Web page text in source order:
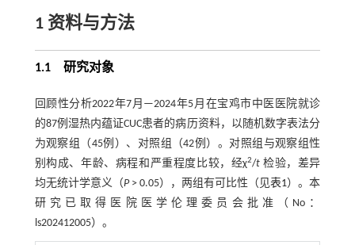
1 资料与方法
1.1 研究对象
回顾性分析2022年7月—2024年5月在宝鸡市中医医院就诊
的87例湿热内蕴证CUC患者的病历资料，以随机数字表法分
为观察组（45例）、对照组（42例）。对照组与观察组性
别构成、年龄、病程和严重程度比较，经χ2/t 检验，差异
均无统计学意义（P> 0.05），两组有可比性（见表1）。本
研究已取得医院医学伦理委员会批准（No：
ls202412005）。